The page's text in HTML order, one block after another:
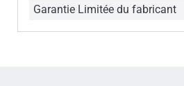
Garantie Limitée du fabricant